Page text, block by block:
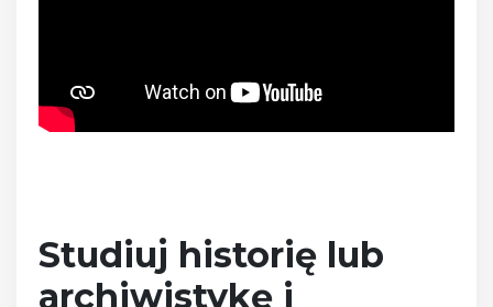
Studiuj historię lub
archiwistykę i